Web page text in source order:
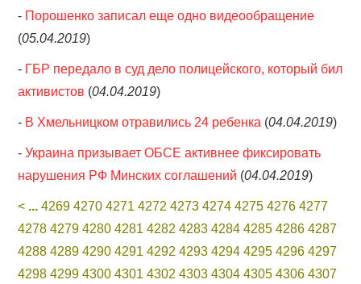
- Порошенко записал еще одно видеообращение
(05.04.2019)
- ГБР передало в суд дело полицейского, который бил
активистов (04.04.2019)
- В Хмельницком отравились 24 ребенка (04.04.2019)
-Украина призывает ОБСЕ активнее фиксировать
нарушения РФ Минских соглашений (04.04.2019)
< ... 4269 4270 4271 4272 4273 4274 4275 4276 4277
4278 4279 4280 4281 4282 4283 4284 4285 4286 4287
4288 4289 4290 4291 4292 4293 4294 4295 4296 4297
4298 4299 4300 4301 4302 4303 4304 4305 4306 4307